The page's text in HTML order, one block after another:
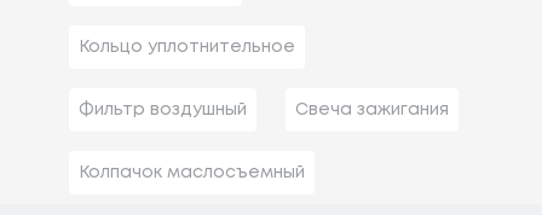
Кольцо уплотнительное
Фильтр воздушный Свеча зажигания
Колпачок маслосъемный